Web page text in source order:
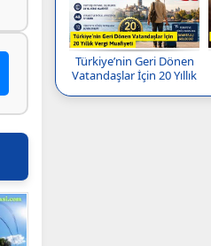
Türkiye’nin Geri Dönen
Vatandaşlar İçin 20 Yıllık